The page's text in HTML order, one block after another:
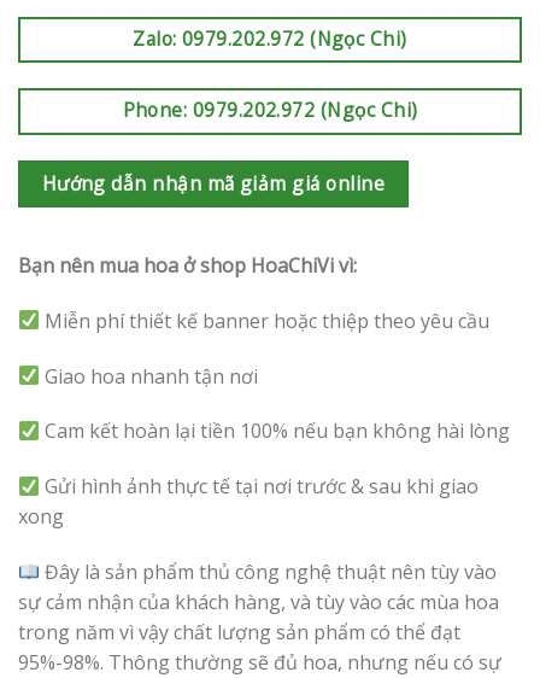
Zalo: 0979.202.972 (Ngọc Chi)
Phone: 0979.202.972 (Ngọc Chi)
Hướng dẫn nhận mã giảm giá online
Bạn nên mua hoa ở shop HoaChiVi vì:
Miễn phí thiết kế banner hoặc thiệp theo yêu cầu
Giao hoa nhanh tận nơi
Cam kết hoàn lại tiền 100% nếu bạn không hài lòng
Gửi hình ảnh thực tế tại nơi trước & sau khi giao
xong
Đây là sản phẩm thủ công nghệ thuật nên tùy vào
sự cảm nhận của khách hàng, và tùy vào các mùa hoa
trong năm vì vậy chất lượng sản phẩm có thể đạt
95%-98%. Thông thường sẽ đủ hoa, nhưng nếu có sự